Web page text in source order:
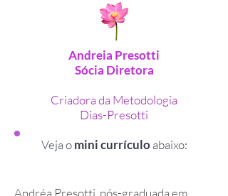
Andreia Presotti
Sócia Diretora
Criadora da Metodologia
Dias-Presotti
Veja omini currículoabaixo:
Andréa Presotti, pós-graduada em